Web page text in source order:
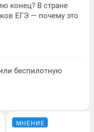
конец? В стране
ЕГЭ — почему это
беспилотную
МНЕНИЕ